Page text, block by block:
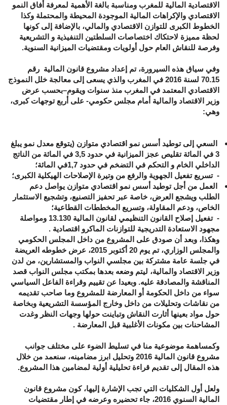
الاقتصادية المالية للمغرب ومناسبة بالغة الأهمية لمعرفة أفاق النمو
الاقتصادي والإكراهات المالية الموجودة المحيطة والمحتملة وكذا
الخطوط الكبرى للتوازن الاقتصادي والمالي، بالإضافة إلى كونها
لحظة مميزة لاحتكاك اختصاصات السلطتين التنفيذية و التشريعية
وفرصة للنقاش العام حول أولويات ومقتضيات الميزانية السنوية.
وفي سياق هذه السيرورة، تم إعداد مشروع قانون المالية رقم
70.15 لسنة 2016 في المغرب والذي يسعى إلى معالجة خلل النموذج
الاقتصادي المعتمد في المغرب منذ سنوات ويقوم–بحسب عرض
وزير الاقتصاد والمالية أمام مجلس حكومي- على أربع توجهات كبرى،
وهي:
السعي إلى توطيد أسس نمو اقتصادي متوازن (يتوقع معدل نمو يبلغ
3 في المائة تقليص عجز الميزانية في حدود 3,5 في المائة من الناتج
الداخلي الخام و التحكم في التضخم في حدود 1,7في المائة؛
- تسريع تفعيل الجهوية والرفع من وتيرة الإصلاحات الهيكلية الكبرى؛
العمل من أجل توطيد أسس نمو اقتصادي متوازن يواصل دعم
الطلب ويشجع العرض، خاصة عبر تحفيز التصنيع، وتشجيع الاستثمار
الخاص، ودعم المقاولة، وتسريع المخططات القطاعية؛
- تفعيل إصلاح القانون التنظيمي لقانون المالية 13.130 ومواصلة
مجهود الاستعادة التدريجية للتوازنات الماكرو اقتصادية .
وهكذا، وبعد أن صودق على المشروع من داخل المجلس الحكومي
والمجلس الوزاري، تم يوم 20 أكتوبر 2015، عرض خطوطه العريضة
في جلسة عامة مشتركة بين مجلسي النواب والمستشارين، من لدن
وزير الاقتصاد والمالية، ليتم وضعه بعدها بمكتب مجلس النواب قصد
المناقشة والمصادقة عليه. وبعيدا عن تقييم وقراءة الفاعل السياسي
سواء من داخل الحكومة أو المعارضة للمشروع وما صاحب تقديمه
من نقاشات وتحليلات من داخل وخارج المؤسسة التشريعية وبخاصة
حول مواد بعينها أثارت النقاش وتباينت حولها وجهات النظر وغدت
المشاحنات بين مكونات الأغلبية قبل المعارضة .
وكمساهمة موضوعية منا في تسليط الضوء على مختلف جوانب
مشروع قانون المالية 2016 وتحليل ابرز مضامينه، سنعمد من خلال
هذه المقال إلى تقديم قراءة تحليلية أولية لمضامين هذا المشروع.
ولعل أول الشكليات التي تجب الإشارة إليها، كون مشروع قانون
المالية السنوي 2016، جاء تحضيره وعرضه في إطار مقتضيات